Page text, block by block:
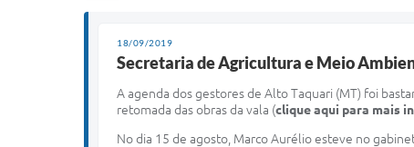
18/09/2019
Secretaria de Agricultura e Meio
A agenda dos gestores de Alto Taquari (MT) foi
retomada das obras da vala (clique aqui para mais
No dia 15 de agosto, Marco Aurélio esteve no